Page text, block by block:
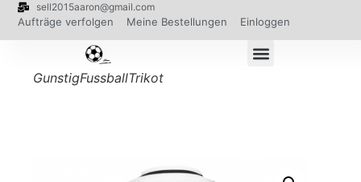
sell2015aaron@gmail.com
Aufträge verfolgen Meine Bestellungen Einloggen
GunstigFussballTrikot